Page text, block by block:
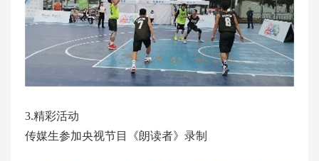
3.精彩活动
传媒生参加央视节目《朗读者》录制